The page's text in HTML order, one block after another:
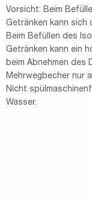
Vorsicht: Beim
Getränken kann sich
Beim Befüllen des
Getränken kann ein
beim Abnehmen des
Mehrwegbecher nur
Nicht
Wasser.